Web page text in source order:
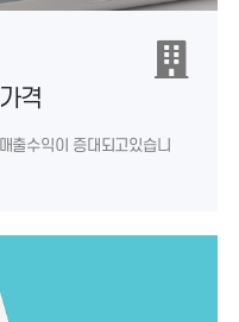
격
매출수익이 증대되고있습니